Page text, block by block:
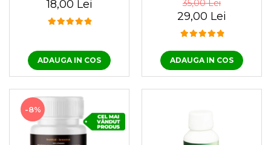
18,00 Lei
ADAUGA IN COS
gândaci Ectocid
Forte T 100 ml
35,00 Lei
29,00 Lei
ADAUGA IN COS
-8%